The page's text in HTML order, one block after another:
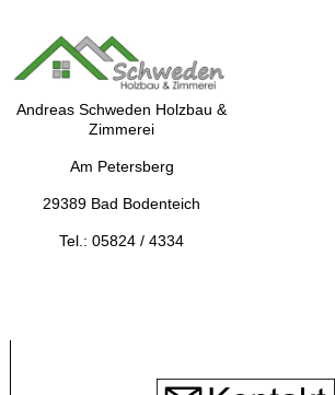
Andreas Schweden Holzbau &
Zimmerei
Am Petersberg
29389 Bad Bodenteich
Tel.: 05824 / 4334